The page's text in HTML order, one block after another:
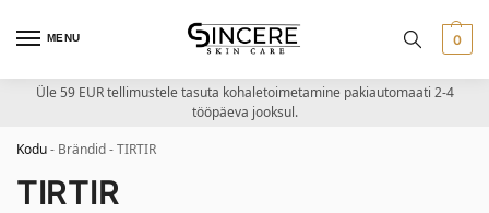
MENU 0
Üle 59 EUR tellimustele tasuta kohaletoimetamine pakiautomaati 2-4
tööpäeva jooksul.
Kodu- Brändid-TIRTIR
TIRTIR